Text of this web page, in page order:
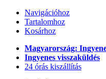
Navigációhoz
Tartalomhoz
Kosárhoz
Magyarország:
Ingyenes visszaküldés
24 órás kiszállítás